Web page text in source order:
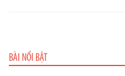
BÀI NỔI BẬT